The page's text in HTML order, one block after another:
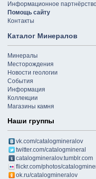
Информационное
Помощь сайту
Контакты
Каталог Минералов
Минералы
Месторождения
Новости геологии
События
Информация
Коллекции
Магазины камня
Наши группы
vk.com/catalogmineralov
twitter.com/catalogmineral
catalogmineralov.tumblr.com
flickr.com/photos/
ok.ru/catalogmineralov